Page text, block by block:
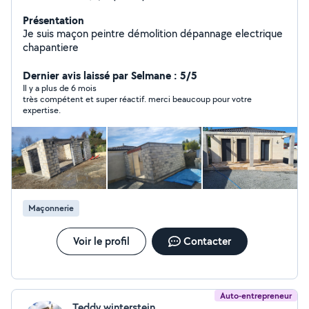
Présentation
Je suis maçon peintre démolition dépannage electrique
chapantiere
Dernier avis laissé par Selmane : 5/5
Il y a plus de 6 mois
très compétent et super réactif. merci beaucoup pour votre
expertise.
Maçonnerie
Voir le profil Contacter
Auto-entrepreneur